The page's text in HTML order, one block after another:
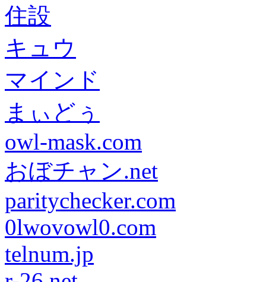
住設
キュウ
マインド
まぃどぅ
owl-mask.com
おぼチャン.net
paritychecker.com
0lwovowl0.com
telnum.jp